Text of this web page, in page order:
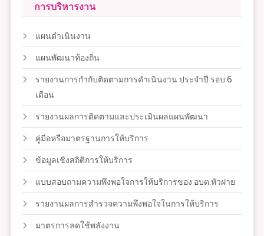
การบริหารงาน
แผนดำเนินงาน
แผนพัฒนาท้องถิ่น
รายงานการกำกับติดตามการดำเนินงาน ประจำปี รอบ 6
เดือน
รายงานผลการติดตามและประเมินผลแผนพัฒนา
คู่มือหรือมาตรฐานการให้บริการ
ข้อมูลเชิงสถิติการให้บริการ
แบบสอบถามความพึงพอใจการให้บริการของ อบต.หัวฝาย
รายงานผลการสำรวจความพึงพอใจในการให้บริการ
มาตรการลดใช้พลังงาน